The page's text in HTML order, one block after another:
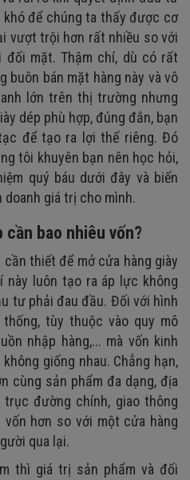
khó để chúng ta thấy được cơ
vượt trội hơn rất nhiều so với
đối mặt. Thậm chí, dù có rất
buôn bán mặt hàng này và vô
lớn trên thị trường nhưng
dép phù hợp, đúng đắn, bạn
để tạo ra lợi thế riêng. Đó
tôi khuyên bạn nên học hỏi,
quý báu dưới đây và biến
giá trị cho mình.
cần bao nhiêu vốn?
thiết để mở cửa hàng giày
này luôn tạo ra áp lực không
tư phải đau đầu. Đối với hình
tùy thuộc vào quy mô
nhập hàng,... mà vốn kinh
giống nhau. Chẳng hạn,
cùng sản phẩm đa dạng, địa
đường chính, giao thông
hơn so với một cửa hàng
qua lại.
thì giá trị sản phẩm và đối